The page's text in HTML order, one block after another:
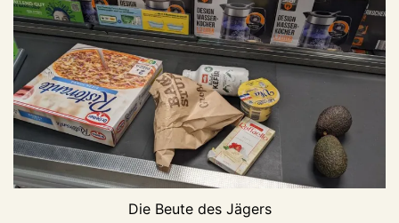
Die Beute des Jägers